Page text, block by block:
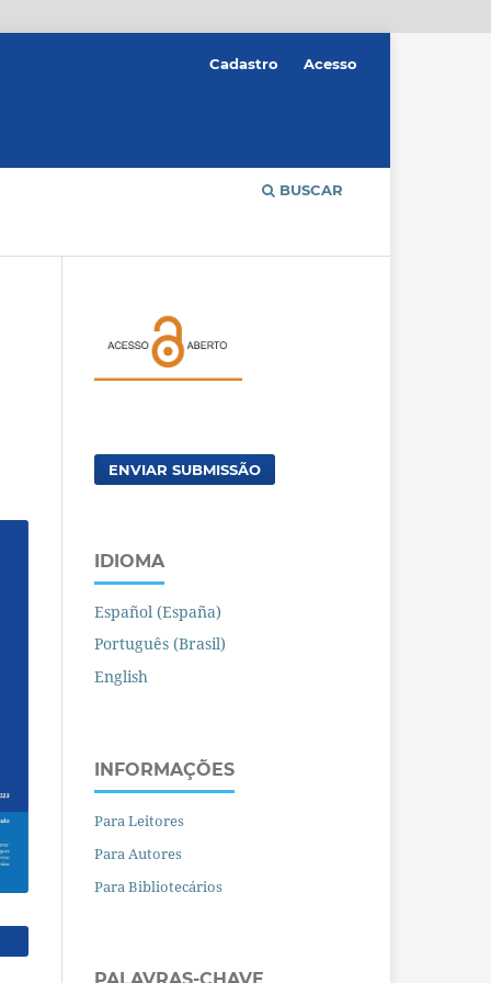
BUSCAR
Cadastro Acesso
ENVIAR SUBMISSÃO
IDIOMA
Español (España)
Português (Brasil)
English
INFORMAÇÕES
Para Leitores
Para Autores
Para Bibliotecários